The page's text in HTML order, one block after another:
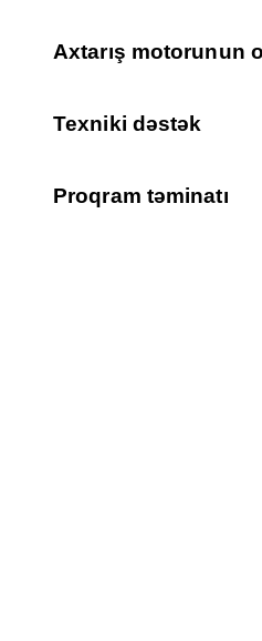
Axtarış motorunun
Texniki dəstək
Proqram təminatı